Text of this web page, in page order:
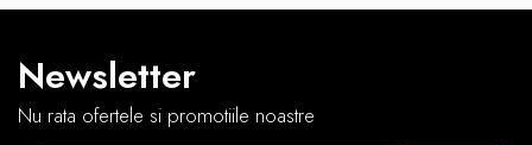
Newsletter
Nu rata ofertele si promotiile noastre